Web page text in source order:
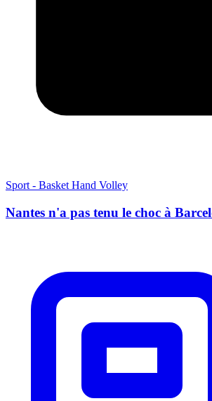
Sport - Basket Hand Volley
Nantes n'a pas tenu le choc à